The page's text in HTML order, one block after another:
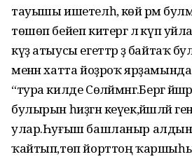
тауышы ишетелһә, көй әрәм
төшөп бейеп китергә лә күп
күҙ атыусы егеттәр ҙә байтаҡ
менән хатта йоҙроҡ
“тура килде Сөләймәнгә.Бергә
булырын һиҙгән кеүек,йәшләй
улар.Һуғыш башланыр
ҡайтып,төп йорттоң